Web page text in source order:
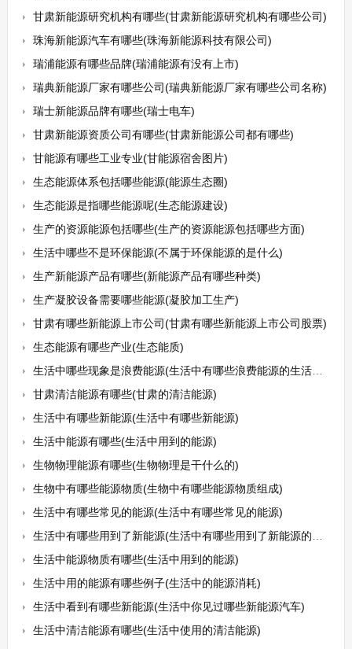
甘肃新能源研究机构有哪些(甘肃新能源研究机构有哪些公司)
珠海新能源汽车有哪些(珠海新能源科技有限公司)
瑞浦能源有哪些品牌(瑞浦能源有没有上市)
瑞典新能源厂家有哪些公司(瑞典新能源厂家有哪些公司名称)
瑞士新能源品牌有哪些(瑞士电车)
甘肃新能源资质公司有哪些(甘肃新能源公司都有哪些)
甘能源有哪些工业专业(甘能源宿舍图片)
生态能源体系包括哪些能源(能源生态圈)
生态能源是指哪些能源呢(生态能源建设)
生产的资源能源包括哪些(生产的资源能源包括哪些方面)
生活中哪些不是环保能源(不属于环保能源的是什么)
生产新能源产品有哪些(新能源产品有哪些种类)
生产凝胶设备需要哪些能源(凝胶加工生产)
甘肃有哪些新能源上市公司(甘肃有哪些新能源上市公司股票)
生态能源有哪些产业(生态能质)
生活中哪些现象是浪费能源(生活中有哪些浪费能源的生活方式)
甘肃清洁能源有哪些(甘肃的清洁能源)
生活中有哪些新能源(生活中有哪些新能源)
生活中能源有哪些(生活中用到的能源)
生物物理能源有哪些(生物物理是干什么的)
生物中有哪些能源物质(生物中有哪些能源物质组成)
生活中有哪些常见的能源(生活中有哪些常见的能源)
生活中有哪些用到了新能源(生活中有哪些用到了新能源的东西)
生活中能源物质有哪些(生活中用到的能源)
生活中用的能源有哪些例子(生活中的能源消耗)
生活中看到有哪些新能源(生活中你见过哪些新能源汽车)
生活中清洁能源有哪些(生活中使用的清洁能源)